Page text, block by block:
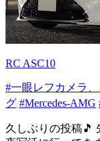
RC ASC10
#一眼レフカメラ
グ #Mercedes-AMG
久しぶりの投稿🎵